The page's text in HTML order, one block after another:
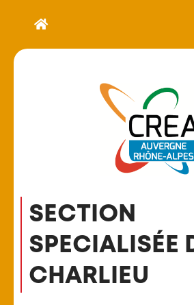
SECTION
SPECIALISÉE
CHARLIEU